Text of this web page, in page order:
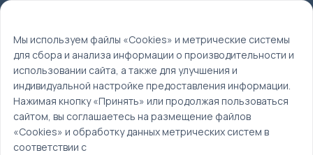
Главная
Календарь событий
Весна
Март
Мы используем файлы «Cookies» и метрические системы
для сбора и анализа информации о производительности и
использовании сайта, а также для улучшения и
индивидуальной настройке предоставления информации.
Нажимая кнопку «Принять» или продолжая пользоваться
сайтом, вы соглашаетесь на размещение файлов
«Cookies» и обработку данных метрических систем в
соответствии с